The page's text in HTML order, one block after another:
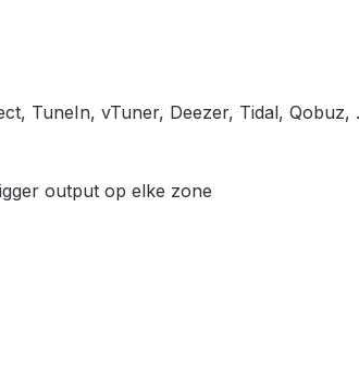
TuneIn, vTuner, Deezer, Tidal,
output op elke zone